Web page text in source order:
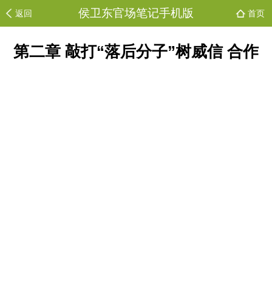
返回 侯卫东官场笔记手机版 首页
第二章 敲打“落后分子”树威信 合作